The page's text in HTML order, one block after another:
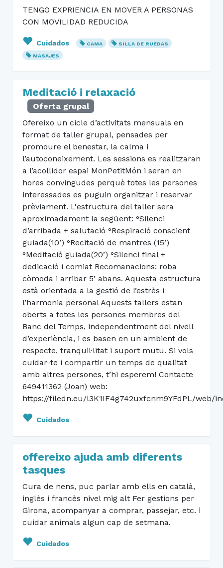
TENGO EXPRIENCIA EN MOVER A PERSONAS
CON MOVILIDAD REDUCIDA
Cuidados CAMA
SILLA DE RUEDAS
MASAJES
Meditació i relaxació
Oferta grupal
Ofereixo un cicle d’activitats mensuals en
format de taller grupal, pensades per
promoure el benestar, la calma i
l’autoconeixement. Les sessions es realitzaran
a l’acollidor espai MonPetitMón i seran en
hores convingudes perquè totes les persones
interessades es puguin organitzar i reservar
prèviament. L'estructura del taller sera
aproximadament la següent: °Silenci
d’arribada + salutació °Respiració conscient
guiada(10’) °Recitació de mantres (15’)
°Meditació guiada(20’) °Silenci final +
dedicació i comiat Recomanacions: roba
còmoda i arribar 5’ abans. Aquesta estructura
està orientada a la gestió de l’estrès i
l’harmonia personal Aquests tallers estan
oberts a totes les persones membres del
Banc del Temps, independentment del nivell
d’experiència, i es basen en un ambient de
respecte, tranquil·litat i suport mutu. Si vols
cuidar-te i compartir un temps de qualitat
amb altres persones, t’hi esperem! Contacte
649411362 (Joan) web:
https://filedn.eu/l3K1IF4g742uxfcnm9YFdPL/web/
Cuidados
offereixo ajuda amb diferents
tasques
Cura de nens, puc parlar amb ells en català,
inglès i francès nivel mig alt Fer gestions per
Girona, acompanyar a comprar, passejar, etc. i
cuidar animals algun cap de setmana.
Cuidados